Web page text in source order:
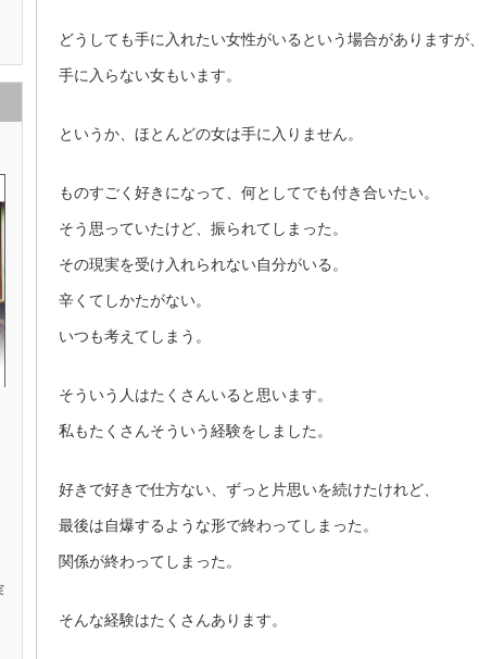
どうしても手に入れたい女性がいるという場合がありますが
手に入らない女もいます。
というか、ほとんどの女は手に入りません。
ものすごく好きになって、何としてでも付き合いたい。
そう思っていたけど、振られてしまった。
その現実を受け入れられない自分がいる。
辛くてしかたがない。
いつも考えてしまう。
そういう人はたくさんいると思います。
私もたくさんそういう経験をしました。
好きで好きで仕方ない、ずっと片思いを続けたけれど、
最後は自爆するような形で終わってしまった。
関係が終わってしまった。
そんな経験はたくさんあります。